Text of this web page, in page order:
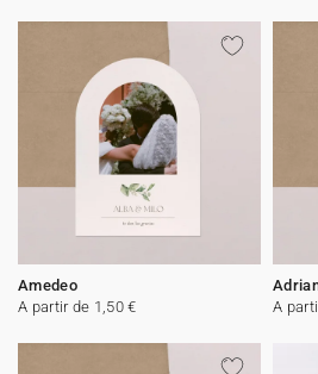
Amedeo
A partir de 1,50 €
A